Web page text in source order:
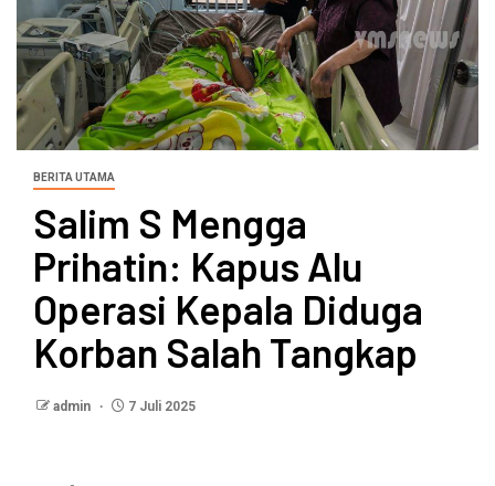
BERITA UTAMA
Salim S Mengga
Prihatin: Kapus Alu
Operasi Kepala Diduga
Korban Salah Tangkap
admin 7 Juli 2025